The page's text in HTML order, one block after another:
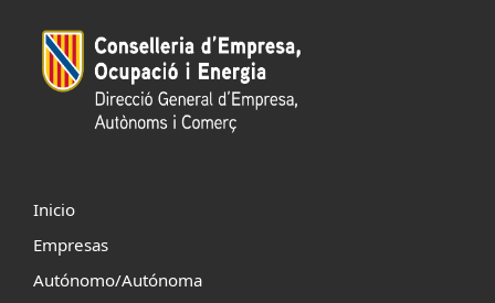
Inicio
Empresas
Autónomo/Autónoma